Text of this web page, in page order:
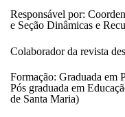
Responsável por:
e Seção Dinâmicas e
Colaborador da revista
Formação: Graduada em
Pós graduada em
de Santa Maria)